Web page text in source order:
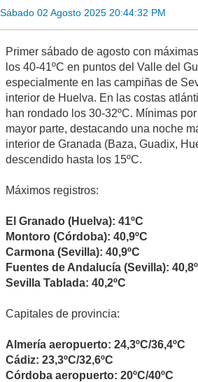
Sábado 02 Agosto 2025 20:44:32 PM
Primer sábado de agosto con
los 40-41ºC en puntos del Valle del
especialmente en las campiñas de
interior de Huelva. En las costas
han rondado los 30-32ºC. Mínimas
mayor parte, destacando una noche
interior de Granada (Baza, Guadix,
descendido hasta los 15ºC.
Máximos registros:
El Granado (Huelva): 41ºC
Montoro (Córdoba): 40,9ºC
Carmona (Sevilla): 40,9ºC
Fuentes de Andalucía (Sevilla):
Sevilla Tablada: 40,2ºC
Capitales de provincia:
Almería aeropuerto: 24,3ºC/36,4ºC
Cádiz: 23,3ºC/32,6ºC
Córdoba aeropuerto: 20ºC/40ºC